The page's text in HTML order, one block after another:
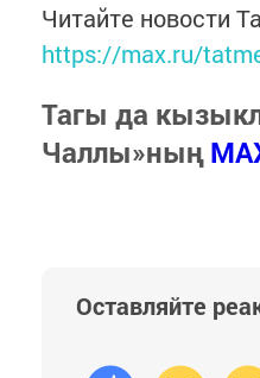
Читайте новости
https://max.ru/
Тагы да
Чаллы»ның
Оставляйте